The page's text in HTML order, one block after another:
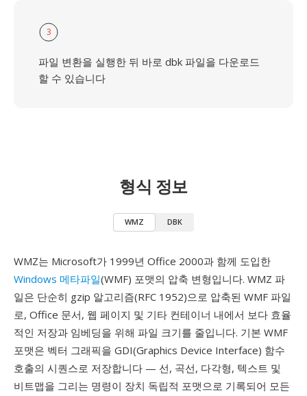
3
파일 변환을 실행한 뒤 바로 dbk 파일을 다운로드
할 수 있습니다
형식 정보
WMZ DBK
WMZ는 Microsoft가 1999년 Office 2000과 함께 도입한
Windows 메타파일(WMF) 포맷의 압축 변형입니다. WMZ 파
일은 단순히 gzip 알고리즘(RFC 1952)으로 압축된 WMF 파일
로, Office 문서, 웹 페이지 및 기타 컨테이너 내에서 보다 효율
적인 저장과 임베딩을 위해 파일 크기를 줄입니다. 기본 WMF
포맷은 벡터 그래픽을 GDI(Graphics Device Interface) 함수
호출의 시퀀스로 저장합니다 — 선, 곡선, 다각형, 텍스트 및
비트맵을 그리는 명령이 장치 독립적 포맷으로 기록되어 모든